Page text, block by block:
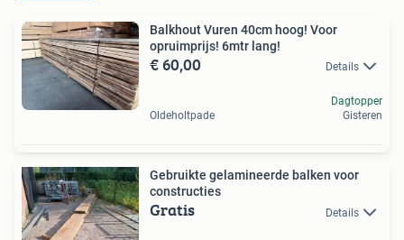
Balkhout Vuren 40cm hoog! Voor
opruimprijs! 6mtr lang!
€ 60,00 Details
Oldeholtpade
Dagtopper
Gisteren
Gebruikte gelamineerde balken voor
constructies
Gratis Details